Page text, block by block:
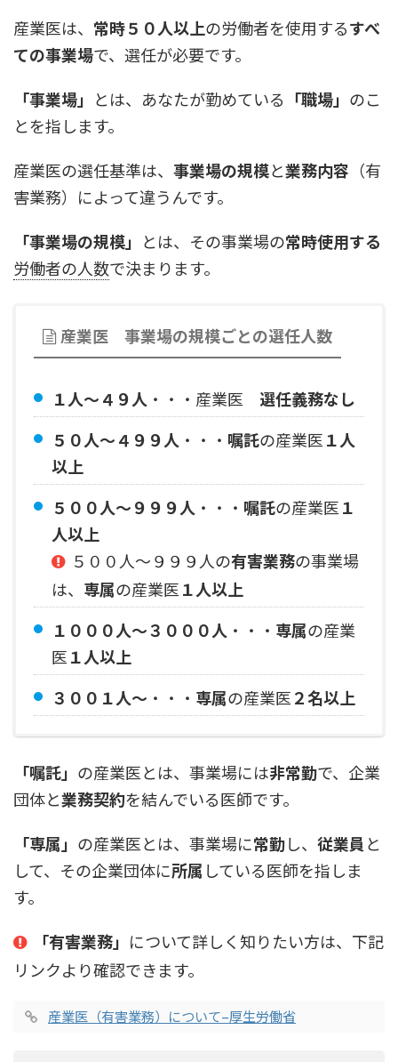
産業医は、 常時５０人以上の労働者を使用するすべ
ての事業場で、選任が必要です。
「事業場」 とは、あなたが勤めている 「職場」 のこ
とを指します。
産業医の選任基準は、 事業場の規模と業務内容 （有
害業務）によって違うんです。
「事業場の規模」 とは、その事業場の常時使用する
労働者の人数で決まります。
産業医 事業場の規模ごとの選任人数
１人〜４９人 ・・・産業医 選任義務なし
５０人～４９９人 ・・・ 嘱託の産業医１人
以上
５００人～９９９人 ・・・ 嘱託の産業医１
人以上
５００人〜９９９人の有害業務の事業場
は、 専属の産業医１人以上
１０００人～３０００人 ・・・ 専属の産業
医１人以上
３００１人〜 ・・・ 専属の産業医２名以上
「嘱託」 の産業医とは、事業場には非常勤で、企業
団体と業務契約を結んでいる医師です。
「専属」 の産業医とは、事業場に常勤し、 従業員と
して、その企業団体に所属 している医師を指しま
す。
「有害業務」 について詳しく知りたい方は、下記
リンクより確認できます。
産業医（有害業務）について–厚生労働省